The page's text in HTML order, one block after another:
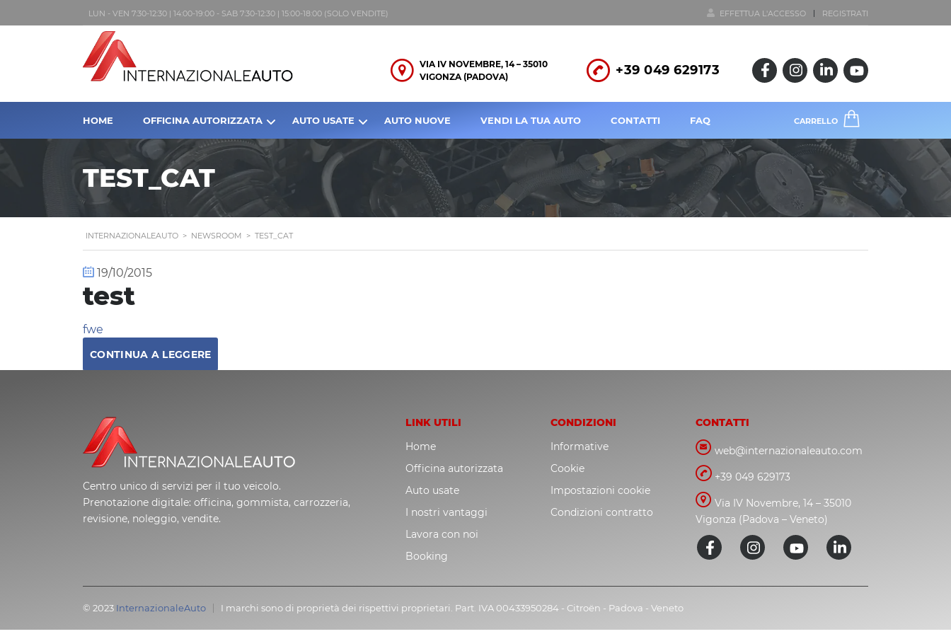
EFFETTUA L'ACCESSO REGISTRATI
LUN - VEN 7:30-12:30 | 14:00-19:00 - SAB 7:30-12:30 | 15:00-18:00 (SOLO VENDITE)
+39 049 629173
VIA IV NOVEMBRE, 14 – 35010
VIGONZA (PADOVA)
CARRELLO
HOME OFFICINA AUTORIZZATA AUTO USATE AUTO NUOVE VENDI LA TUA AUTO CONTATTI FAQ
TEST_CAT
INTERNAZIONALEAUTO > NEWSROOM > TEST_CAT
19/10/2015
test
fwe
CONTINUA A LEGGERE
Centro unico di servizi per il tuo veicolo.
Prenotazione digitale: officina, gommista, carrozzeria,
revisione, noleggio, vendite.
LINK UTILI
Home
Officina autorizzata
Auto usate
I nostri vantaggi
Lavora con noi
Booking
CONDIZIONI
Informative
Cookie
Impostazioni cookie
Condizioni contratto
CONTATTI
web@internazionaleauto.com
+39 049 629173
Via IV Novembre, 14 – 35010
Vigonza (Padova – Veneto)
© 2023 InternazionaleAuto I marchi sono di proprietà dei rispettivi proprietari. Part. IVA 00433950284 - Citroën - Padova - Veneto